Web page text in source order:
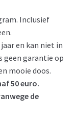
Inclusief
en kan niet in
geen garantie op
mooie doos.
50 euro.
de